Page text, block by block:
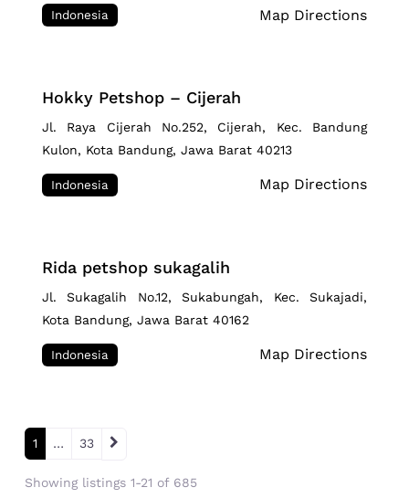
Indonesia Map Directions
Hokky Petshop – Cijerah
Jl. Raya Cijerah No.252, Cijerah, Kec. Bandung
Kulon, Kota Bandung, Jawa Barat 40213
Indonesia Map Directions
Rida petshop sukagalih
Jl. Sukagalih No.12, Sukabungah, Kec. Sukajadi,
Kota Bandung, Jawa Barat 40162
Indonesia Map Directions
Posts navigation
1 … 33 Older posts
Showing listings 1-21 of 685